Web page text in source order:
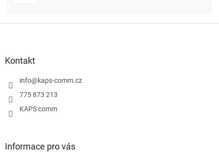
Kontakt
info@kaps-comm.cz
775 873 213
KAPS comm
Informace pro vás